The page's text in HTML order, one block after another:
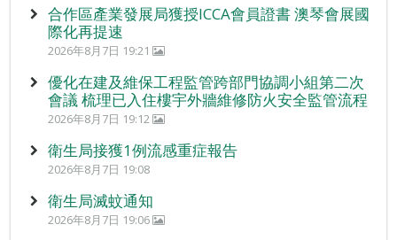
合作區產業發展局獲授ICCA會員證書 澳琴會展國
際化再提速
2026年8月7日 19:21
優化在建及維保工程監管跨部門協調小組第二次
會議 梳理已入住樓宇外牆維修防火安全監管流程
2026年8月7日 19:12
衛生局接獲1例流感重症報告
2026年8月7日 19:08
衛生局滅蚊通知
2026年8月7日 19:06